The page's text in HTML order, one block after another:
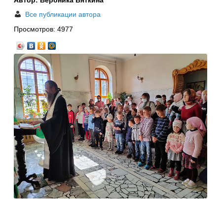
Все публикации автора
Просмотров: 4977